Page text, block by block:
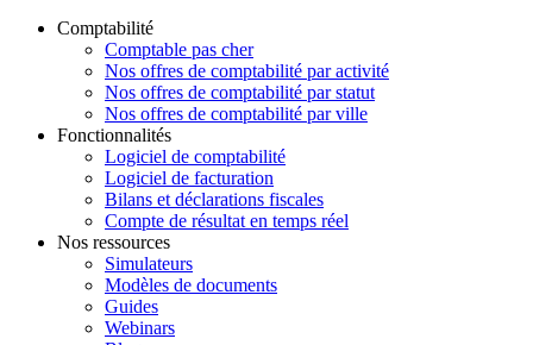
Comptabilité
Comptable pas cher
Nos offres de comptabilité par activité
Nos offres de comptabilité par statut
Nos offres de comptabilité par ville
Fonctionnalités
Logiciel de comptabilité
Logiciel de facturation
Bilans et déclarations fiscales
Compte de résultat en temps réel
Nos ressources
Simulateurs
Modèles de documents
Guides
Webinars